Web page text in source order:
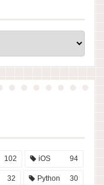
102 iOS 94
32 Python 30